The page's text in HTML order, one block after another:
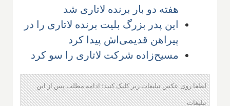
هفته دو بار برنده لاتاری شد
این پدر بزرگ بلیت برنده لاتاری را در
پیراهن قدیمی‌اش پیدا کرد
مسیح‌زاده شرکت لاتاری را سو کرد
لطفا روی عکس تبلیغات زیر کلیک کنید؛ ادامه مطلب پس از این
تبلیغات